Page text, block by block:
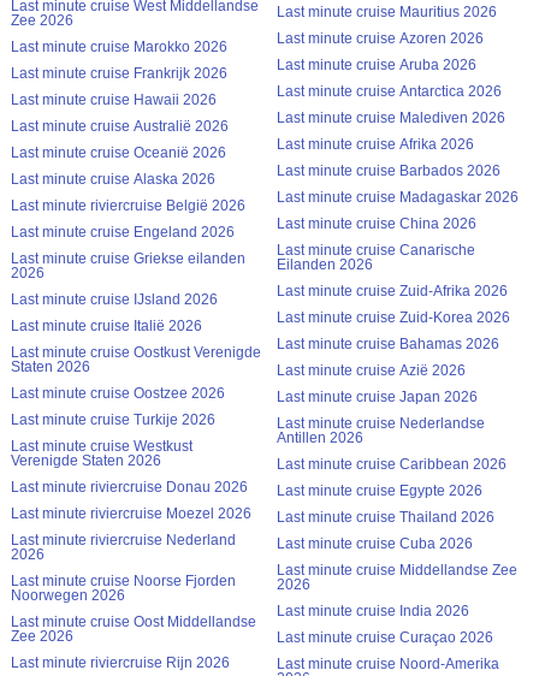
Last minute cruise West Middellandse
Zee 2026
Last minute cruise Marokko 2026
Last minute cruise Frankrijk 2026
Last minute cruise Hawaii 2026
Last minute cruise Australië 2026
Last minute cruise Oceanië 2026
Last minute cruise Alaska 2026
Last minute riviercruise België 2026
Last minute cruise Engeland 2026
Last minute cruise Griekse eilanden
2026
Last minute cruise IJsland 2026
Last minute cruise Italië 2026
Last minute cruise Oostkust Verenigde
Staten 2026
Last minute cruise Oostzee 2026
Last minute cruise Turkije 2026
Last minute cruise Westkust
Verenigde Staten 2026
Last minute riviercruise Donau 2026
Last minute riviercruise Moezel 2026
Last minute riviercruise Nederland
2026
Last minute cruise Noorse Fjorden
Noorwegen 2026
Last minute cruise Oost Middellandse
Zee 2026
Last minute riviercruise Rijn 2026
Last minute cruise Mauritius 2026
Last minute cruise Azoren 2026
Last minute cruise Aruba 2026
Last minute cruise Antarctica 2026
Last minute cruise Malediven 2026
Last minute cruise Afrika 2026
Last minute cruise Barbados 2026
Last minute cruise Madagaskar 2026
Last minute cruise China 2026
Last minute cruise Canarische
Eilanden 2026
Last minute cruise Zuid-Afrika 2026
Last minute cruise Zuid-Korea 2026
Last minute cruise Bahamas 2026
Last minute cruise Azië 2026
Last minute cruise Japan 2026
Last minute cruise Nederlandse
Antillen 2026
Last minute cruise Caribbean 2026
Last minute cruise Egypte 2026
Last minute cruise Thailand 2026
Last minute cruise Cuba 2026
Last minute cruise Middellandse Zee
2026
Last minute cruise India 2026
Last minute cruise Curaçao 2026
Last minute cruise Noord-Amerika